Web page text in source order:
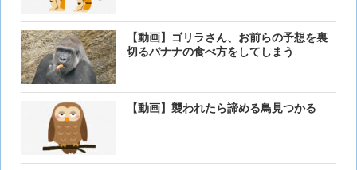
【動画】ゴリラさん、お前らの予想を裏
切るバナナの食べ方をしてしまう
【動画】襲われたら諦める鳥見つかる